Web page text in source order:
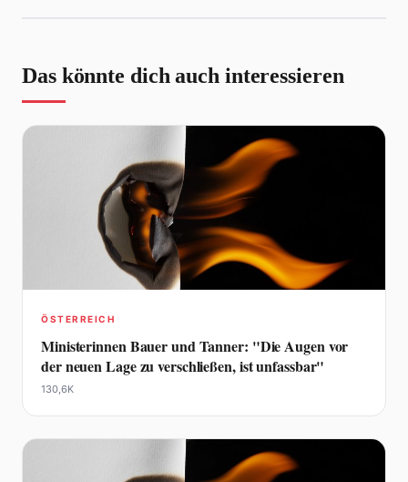
Das könnte dich auch interessieren
ÖSTERREICH
Ministerinnen Bauer und Tanner: "Die Augen vor
der neuen Lage zu verschließen, ist unfassbar"
130,6K